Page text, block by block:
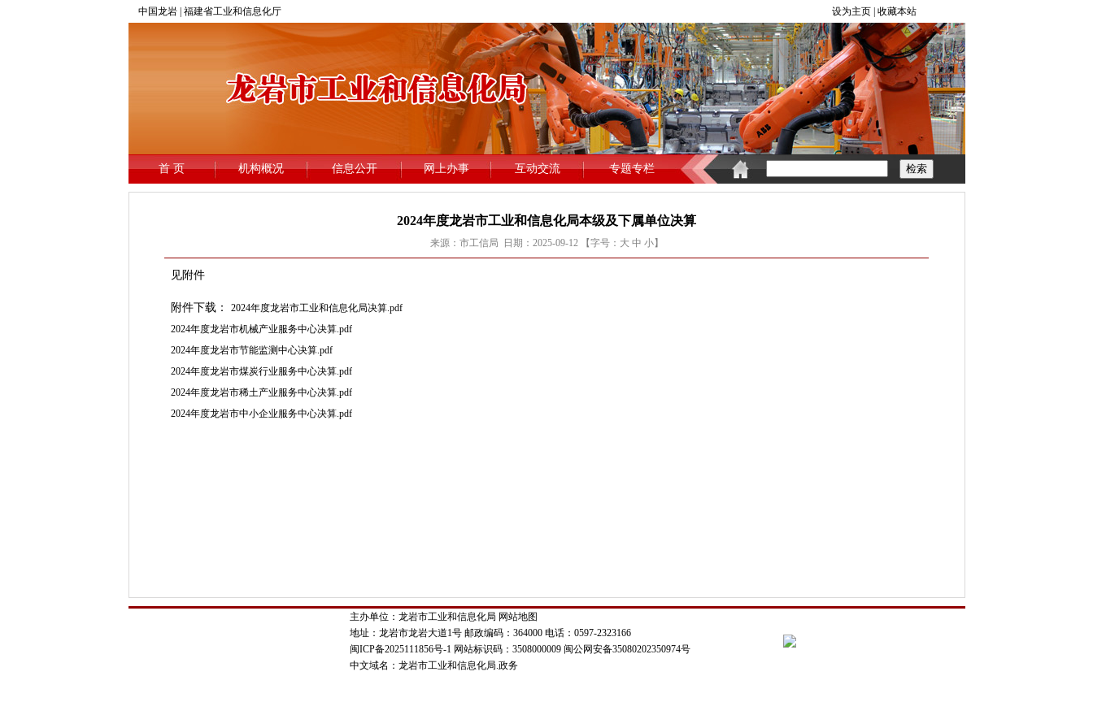
2024年度龙岩市工业和信息化局本级及下属单位决算
来源：市工信局 日期：2025-09-12 【字号： 大 中 小】
见附件
附件下载： 2024年度龙岩市工业和信息化局决算.pdf
2024年度龙岩市机械产业服务中心决算.pdf
2024年度龙岩市节能监测中心决算.pdf
2024年度龙岩市煤炭行业服务中心决算.pdf
2024年度龙岩市稀土产业服务中心决算.pdf
2024年度龙岩市中小企业服务中心决算.pdf